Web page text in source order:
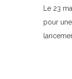
Le 23
pour une